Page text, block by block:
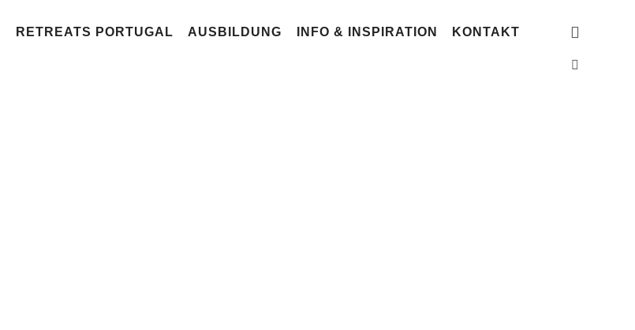
RETREATS PORTUGAL AUSBILDUNG INFO & INSPIRATION KONTAKT